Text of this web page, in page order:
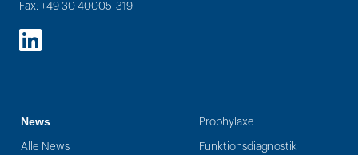
Fax: +49 30 40005-319
LinkedIn
News
Alle News
Prophylaxe
Funktionsdiagnostik